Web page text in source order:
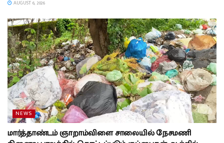
AUGUST 6, 2026
NEWS
மார்த்தாண்டம் ஞாறாம்விளை சாலையில் நேசமணி